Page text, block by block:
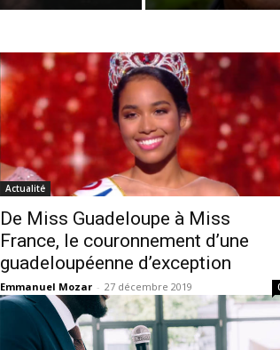
Actualité
De Miss Guadeloupe à Miss
France, le couronnement d’une
guadeloupéenne d’exception
Emmanuel Mozar - 27 décembre 2019